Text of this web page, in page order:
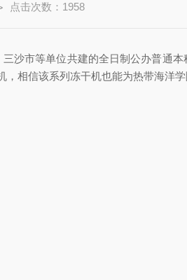
点击次数：1958
沙市等单位共建的全日制公办普通
相信该系列冻干机也能为热带海洋